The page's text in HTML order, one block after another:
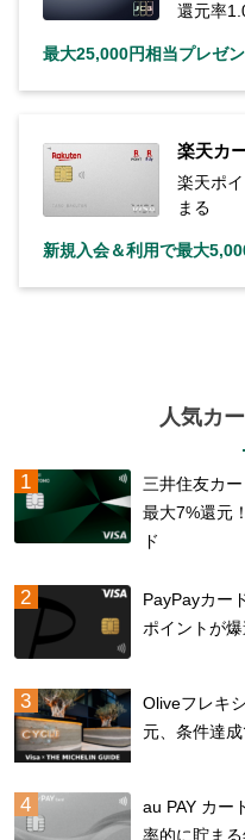
還元率
最大25,000円相当プレゼ
楽天カ
楽天ポ
まる
新規入会＆利用で最大
人気カ
三井住友カ
最大7%還元
ド
PayPayカー
ポイントが爆
Oliveフレキ
元、条件達
au PAY カー
率的に貯ま